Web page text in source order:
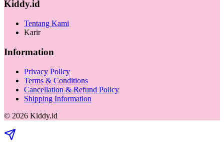
Kiddy.id
Tentang Kami
Karir
Information
Privacy Policy
Terms & Conditions
Cancellation & Refund Policy
Shipping Information
© 2026 Kiddy.id